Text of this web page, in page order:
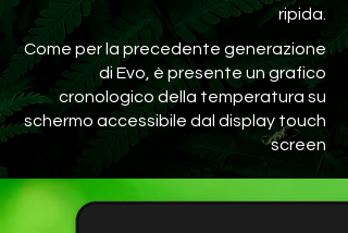
ripida.
Come per la precedente generazione
di Evo, è presente un grafico
cronologico della temperatura su
schermo accessibile dal display touch
screen